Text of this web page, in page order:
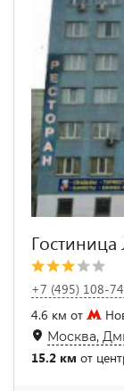
+7 (495) 108-
4.6 км от
Москва,
15.2 км от